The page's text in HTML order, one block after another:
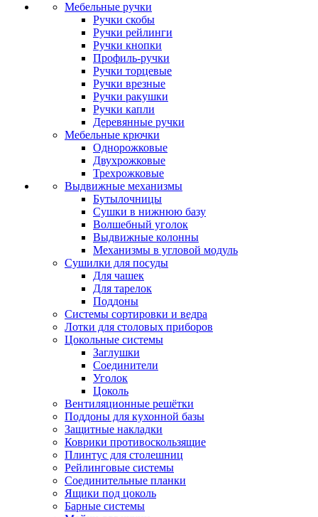
Мебельные ручки
Ручки скобы
Ручки рейлинги
Ручки кнопки
Профиль-ручки
Ручки торцевые
Ручки врезные
Ручки ракушки
Ручки капли
Деревянные ручки
Мебельные крючки
Однорожковые
Двухрожковые
Трехрожковые
Выдвижные механизмы
Бутылочницы
Сушки в нижнюю базу
Волшебный уголок
Выдвижные колонны
Механизмы в угловой модуль
Сушилки для посуды
Для чашек
Для тарелок
Поддоны
Системы сортировки и ведра
Лотки для столовых приборов
Цокольные системы
Заглушки
Соединители
Уголок
Цоколь
Вентиляционные решётки
Поддоны для кухонной базы
Защитные накладки
Коврики противоскользящие
Плинтус для столешниц
Рейлинговые системы
Соединительные планки
Ящики под цоколь
Барные системы